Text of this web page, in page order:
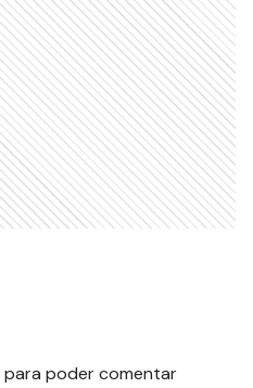
para poder comentar